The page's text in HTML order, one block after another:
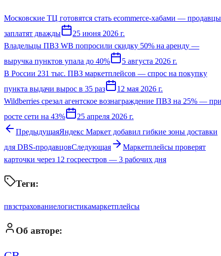
Московские ТЦ готовятся стать ecommerce-хабами — продавцы
заплатят дважды
25 июня 2026 г.
Владельцы ПВЗ WB попросили скидку 50% на аренду —
выручка пунктов упала до 40%
5 августа 2026 г.
В России 231 тыс. ПВЗ маркетплейсов — спрос на покупку
пункта выдачи вырос в 35 раз
12 мая 2026 г.
Wildberries срезал агентское вознаграждение ПВЗ на 25% —
росте сети на 43%
25 апреля 2026 г.
ПредыдущаяЯндекс Маркет добавил гибкие зоны доставки
для DBS-продавцовСледующая
Маркетплейсы проверят
карточки через 12 госреестров — 3 рабочих дня
Теги:
пвзстрахованиелогистикамаркетплейсы
Об авторе: